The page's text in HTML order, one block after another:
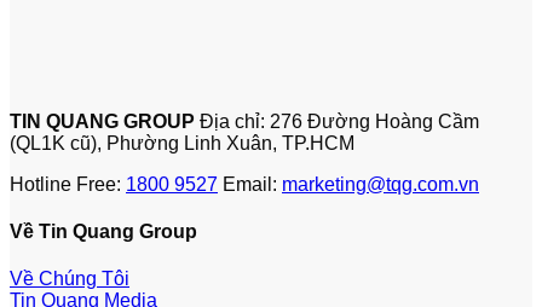
TIN QUANG GROUP Địa chỉ: 276 Đường Hoàng Cầm
(QL1K cũ), Phường Linh Xuân, TP.HCM
Hotline Free: 1800 9527 Email: marketing@tqg.com.vn
Về Tin Quang Group
Về Chúng Tôi
Tin Quang Media